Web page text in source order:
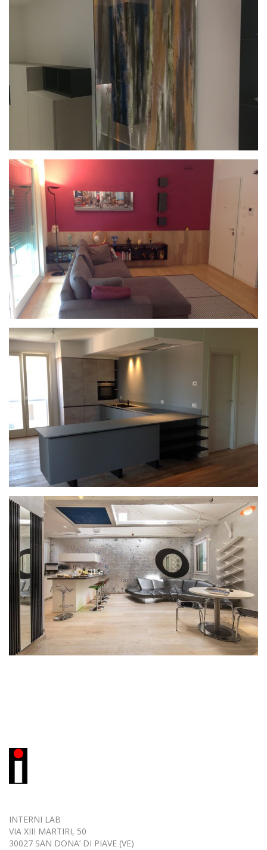
APPARTAMENTO A SAN DONA’ DI PIAVE (VE)
CARTONGESSO
CHIAVI IN MANO
SU MISURA
CASA PRIVATA ODERZO – ARREDAMENTO
COMPLETO
PROGETTAZIONE SU MISURA
CASA PRIVATA MUSILE DI PIAVE
CARTONGESSO ILLUMINAZIONE
SU MISURA
CA’ DEL TENTOR
CONTRACT SU MISURA
INTERNI LAB
VIA XIII MARTIRI, 50
30027 SAN DONA’ DI PIAVE (VE)